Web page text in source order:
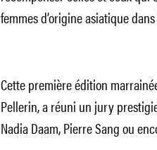
femmes d’origine asiatique
Cette première édition
Pellerin, a réuni un jury
Nadia Daam, Pierre Sang ou